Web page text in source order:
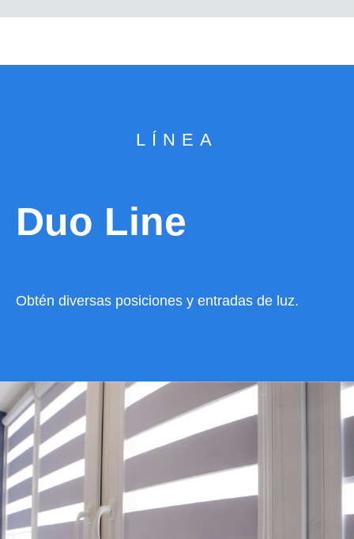
LÍNEA
Duo Line
Obtén diversas posiciones y entradas de luz.